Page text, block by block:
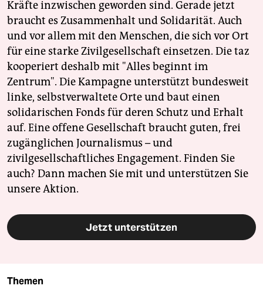
Kräfte inzwischen geworden sind. Gerade jetzt
braucht es Zusammenhalt und Solidarität. Auch
und vor allem mit den Menschen, die sich vor Ort
für eine starke Zivilgesellschaft einsetzen. Die taz
kooperiert deshalb mit "Alles beginnt im
Zentrum". Die Kampagne unterstützt bundesweit
linke, selbstverwaltete Orte und baut einen
solidarischen Fonds für deren Schutz und Erhalt
auf. Eine offene Gesellschaft braucht guten, frei
zugänglichen Journalismus – und
zivilgesellschaftliches Engagement. Finden Sie
auch? Dann machen Sie mit und unterstützen Sie
unsere Aktion.
Jetzt unterstützen
Themen